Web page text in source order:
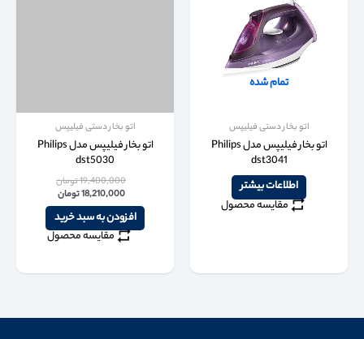
تمام شده
اتو بخار دستی فیلیپس
اتو بخار فیلیپس مدل Philips
dst3041
اطلاعات بیشتر
مقایسه محصول
اتو بخار دستی فیلیپس
اتو بخار فیلیپس مدل Philips
dst5030
19,400,000تومان
18,210,000تومان
افزودن به سبد خرید
مقایسه محصول